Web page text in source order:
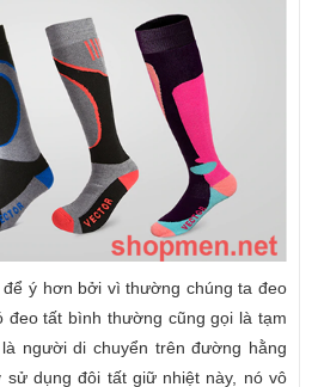
ý hơn bởi vì thường chúng ta đeo
đeo tất bình thường cũng gọi là tạm
người di chuyển trên đường hằng
sử dụng đôi tất giữ nhiệt này, nó vô